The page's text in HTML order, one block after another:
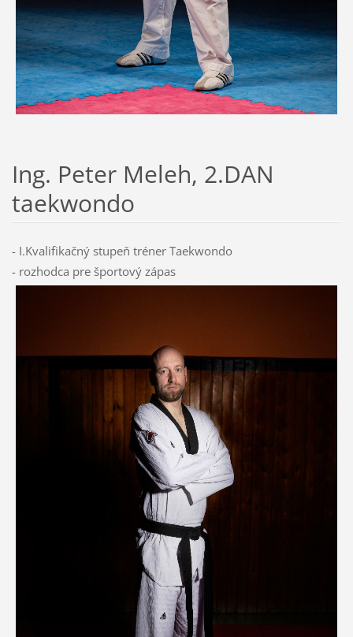
Ing. Peter Meleh, 2.DAN
taekwondo
- I.Kvalifikačný stupeň tréner Taekwondo
- rozhodca pre športový zápas